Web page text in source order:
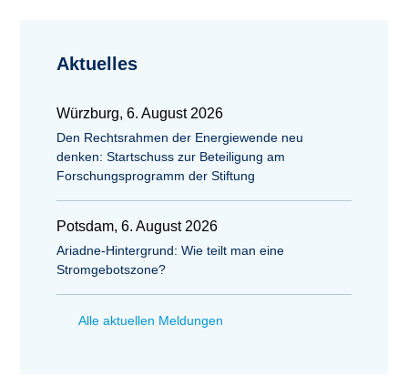
Aktuelles
Würzburg, 6. August 2026
Den Rechtsrahmen der Energiewende neu
denken: Startschuss zur Beteiligung am
Forschungsprogramm der Stiftung
Potsdam, 6. August 2026
Ariadne-Hintergrund: Wie teilt man eine
Stromgebotszone?
Alle aktuellen Meldungen